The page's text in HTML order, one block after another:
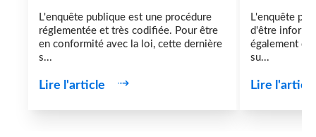
L'enquête publique est une procédure
réglementée et très codifiée. Pour être
en conformité avec la loi, cette dernière
s...
Lire l'article
L'enquête
d'être
également
su...
Lire